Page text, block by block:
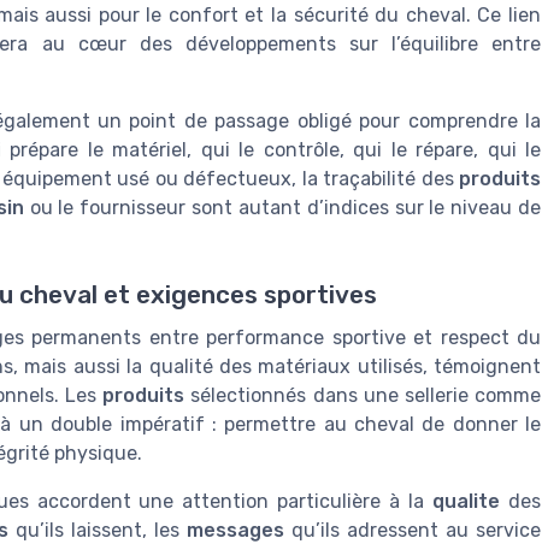
aussi pour le confort et la sécurité du cheval. Ce lien
au cœur des développements sur l’équilibre entre
un point de passage obligé pour comprendre la
le matériel, qui le contrôle, qui le répare, qui le
équipement usé ou défectueux, la traçabilité des produits
ou le fournisseur sont autant d’indices sur le niveau de
cheval et exigences sportives
permanents entre performance sportive et respect du
mais aussi la qualité des matériaux utilisés, témoignent
Les produits sélectionnés dans une sellerie comme
un double impératif : permettre au cheval de donner le
physique.
accordent une attention particulière à la qualite des
qu’ils laissent, les messages qu’ils adressent au service